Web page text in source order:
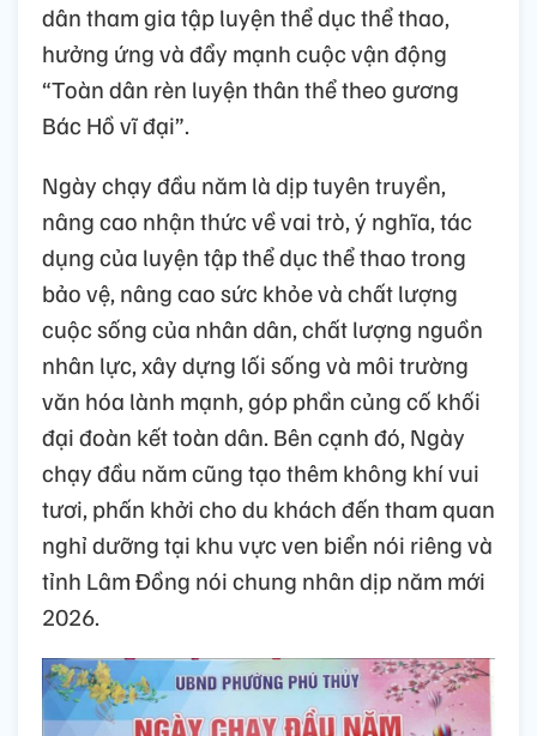
dân tham gia tập luyện thể dục thể thao,
hưởng ứng và đẩy mạnh cuộc vận động
“Toàn dân rèn luyện thân thể theo gương
Bác Hồ vĩ đại”.
Ngày chạy đầu năm là dịp tuyên truyền,
nâng cao nhận thức về vai trò, ý nghĩa, tác
dụng của luyện tập thể dục thể thao trong
bảo vệ, nâng cao sức khỏe và chất lượng
cuộc sống của nhân dân, chất lượng nguồn
nhân lực, xây dựng lối sống và môi trường
văn hóa lành mạnh, góp phần củng cố khối
đại đoàn kết toàn dân. Bên cạnh đó, Ngày
chạy đầu năm cũng tạo thêm không khí vui
tươi, phấn khởi cho du khách đến tham quan
nghỉ dưỡng tại khu vực ven biển nói riêng và
tỉnh Lâm Đồng nói chung nhân dịp năm mới
2026.